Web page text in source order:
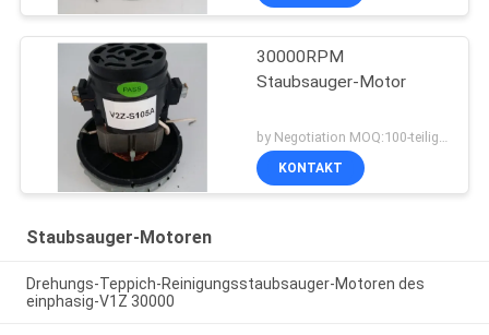
30000RPM
Staubsauger-Motor
by Negotiation MOQ:100-teilig/Stücke
KONTAKT
Staubsauger-Motoren
Drehungs-Teppich-Reinigungsstaubsauger-Motoren des
einphasig-V1Z 30000